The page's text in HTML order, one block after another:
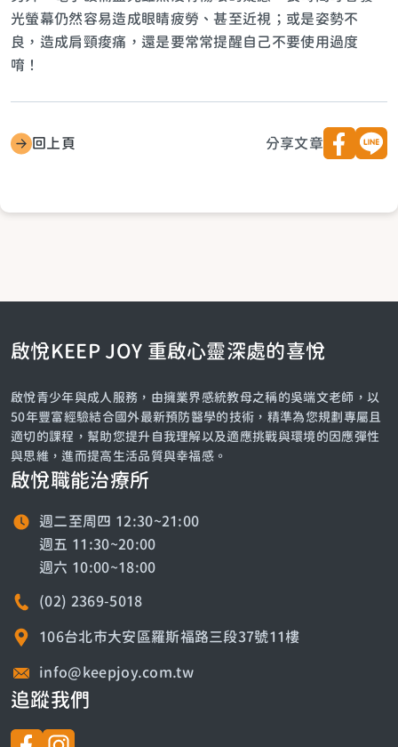
光螢幕仍然容易造成眼睛疲勞、甚至近視；或是姿勢不
良，造成肩頸痠痛，還是要常常提醒自己不要使用過度
唷！
回上頁 分享文章
啟悅KEEP JOY 重啟心靈深處的喜悅
啟悅青少年與成人服務，由擁業界感統教母之稱的吳端文老師，以
50年豐富經驗結合國外最新預防醫學的技術，精準為您規劃專屬且
適切的課程，幫助您提升自我理解以及適應挑戰與環境的因應彈性
與思維，進而提高生活品質與幸福感。
啟悅職能治療所
週二至周四 12:30~21:00
週五 11:30~20:00
週六 10:00~18:00
(02) 2369-5018
106台北市大安區羅斯福路三段37號11樓
info@keepjoy.com.tw
追蹤我們